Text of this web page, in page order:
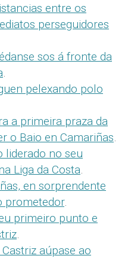
entre os
perseguidores
sos á fronte da
.
pelexando polo
a primeira praza da
o Baio en Camariñas.
liderado no seu
Liga da Costa.
en sorprendente
prometedor.
primeiro punto e
.
aúpase ao